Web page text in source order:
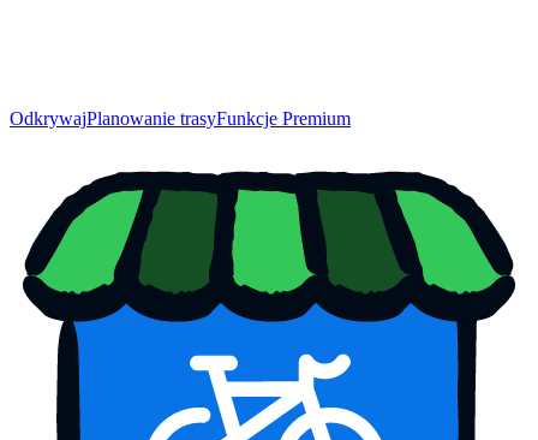
OdkrywajPlanowanie trasyFunkcje Premium